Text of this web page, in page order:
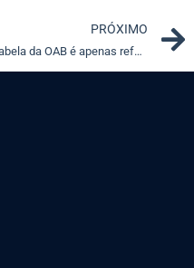
PRÓXIMO
Tabela da OAB é apenas referência para honorários de dativo, diz STJ